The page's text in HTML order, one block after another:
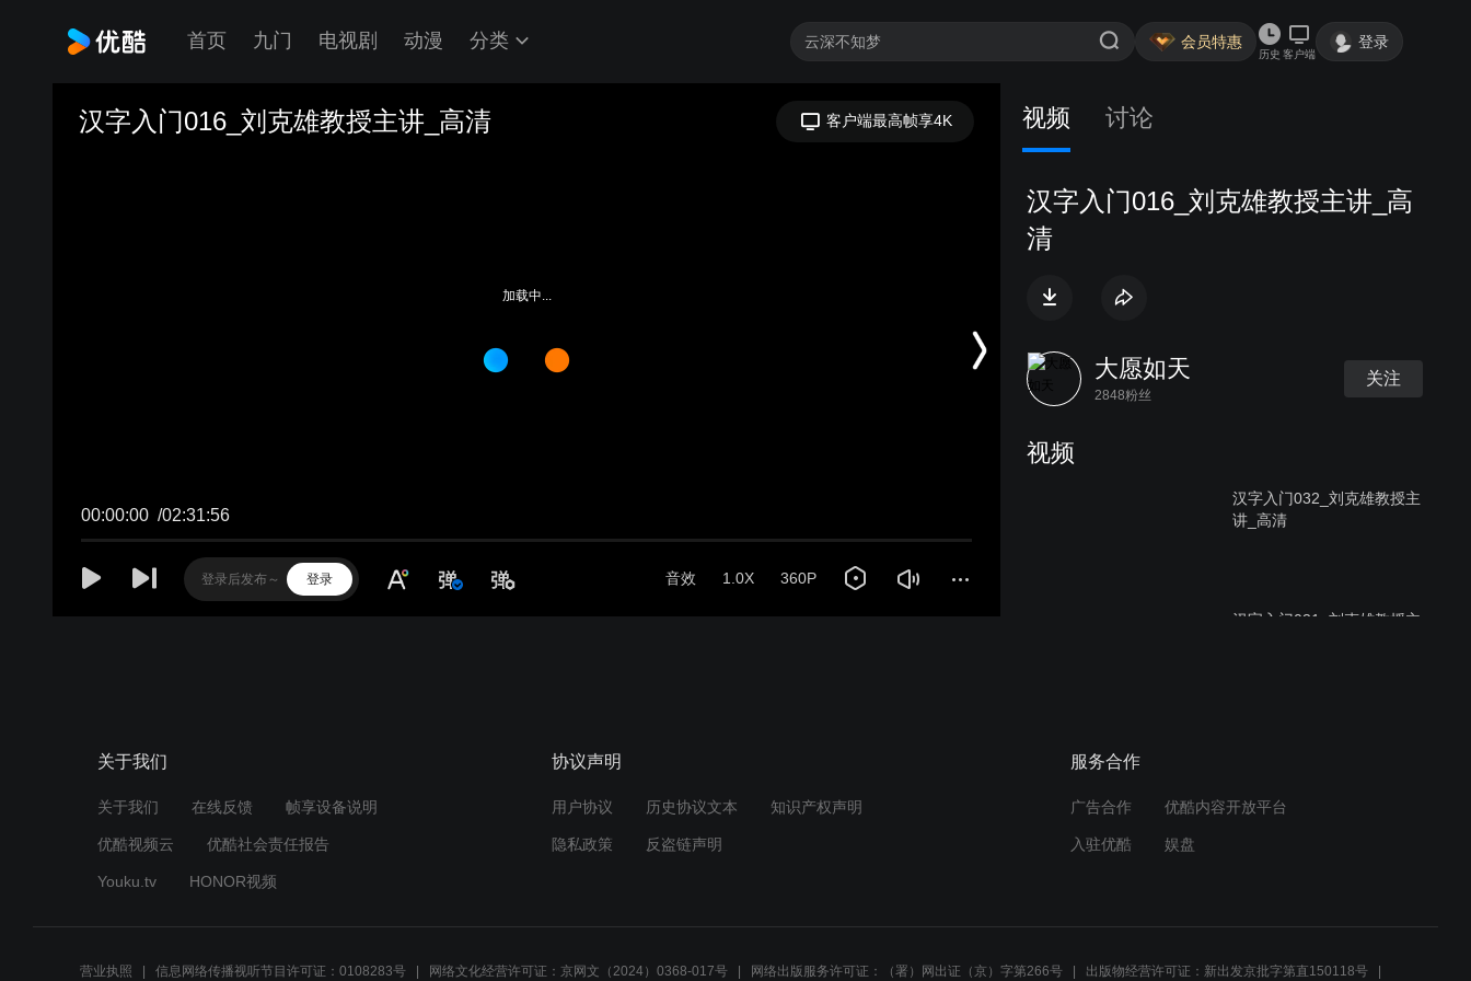
首页 九门 电视剧 动漫 分类 会员特惠
历史 客户端
登录
汉字入门016_刘克雄教授主讲_高清 客户端最高帧享4K
00:00:00 /02:31:56
登录 音效 1.0X 360P
加载中...
视频 讨论
汉字入门016_刘克雄教授主讲_高
清
大愿如天
2848粉丝
关注
视频
汉字入门032_刘克雄教授主
讲_高清
汉字入门031_刘克雄教授主
关于我们
关于我们 在线反馈 帧享设备说明
优酷视频云 优酷社会责任报告
Youku.tv HONOR视频
协议声明
用户协议 历史协议文本 知识产权声明
隐私政策 反盗链声明
服务合作
广告合作 优酷内容开放平台
入驻优酷 娱盘
营业执照 信息网络传播视听节目许可证：0108283号 网络文化经营许可证：京网文（2024）0368-017号 网络出版服务许可证：（署）网出证（京）字第266号 出版物经营许可证：新出发京批字第直150118号